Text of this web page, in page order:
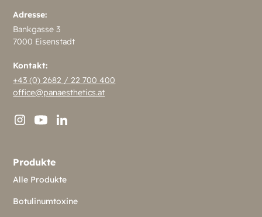
Adresse:
Bankgasse 3
7000 Eisenstadt
Kontakt:
+43 (0) 2682 / 22 700 400
office@panaesthetics.at
Produkte
Alle Produkte
Botulinumtoxine